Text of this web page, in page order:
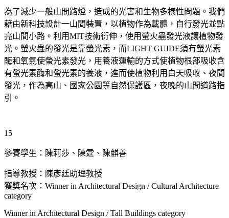
為了減少一般山間路燈，造成的光害和生物多樣性問題。我們
藉由新科技設計一山間裝置，以植物作為載體，自行發光並點
亮山間小路。利用MIT技術衍伸，使用螢火蟲發光液讓植物發
光。螢火蟲的發光是靠螢光素，而LIGHT GUIDE須有螢光素
酶和氧氣使螢光素發光，用養液運輸的方式使植物根部吸收含
有螢光素酶和螢光素的養液，進而使植物利用白天吸收、夜間
發光，作為高山、國家公園等自然保護區，夜晚的山間道路指
引。
15
參賽學生：陳莉莎、陳霆、陳麒善
指導教授：陳彥廷助理教授
獲獎名次：Winner in Architectural Design / Cultural Architecture
category
Winner in Architectural Design / Tall Buildings category